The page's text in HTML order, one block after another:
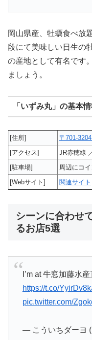
岡山県産、牡蠣食べ放
段にて美味しい日生の
の産地として有名です
ましょう。
「いずみ丸」の基本
[住所]
〒701-
[アクセス]
JR赤穂線
[駐車場]
周辺にコ
[Webサイト]
関連サイト
シーンに合わせ
るお店5選
I’m at 牛窓加藤水
https://t.co/
pic.twitter.com/
— こういちダーヨ